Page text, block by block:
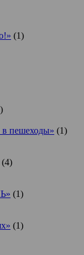
(1)
в пешеходы» (1)
(4)
(1)
(1)